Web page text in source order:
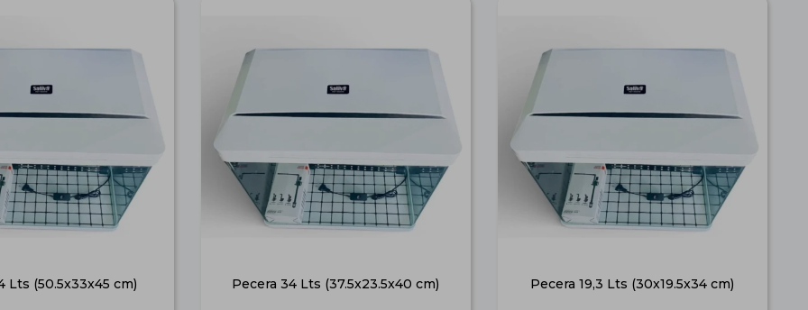
Lts (50.5x33x45 cm) Pecera 34 Lts (37.5x23.5x40 cm) Pecera 19,3 Lts (30x19.5x34 cm)